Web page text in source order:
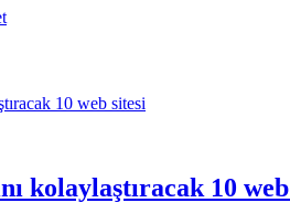
kolaylaştıracak 10